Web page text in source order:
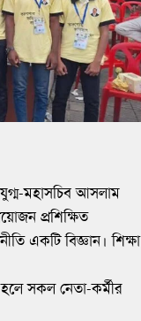
মহাসচিব আসলাম
প্রশিক্ষিত
একটি বিজ্ঞান। শিক্ষা
সকল নেতা-কর্মীর